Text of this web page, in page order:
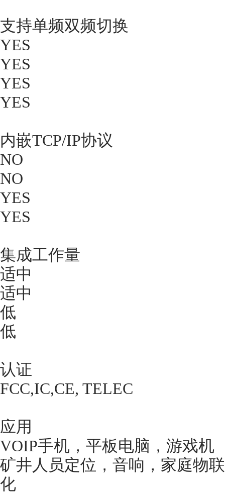
支持单频双频切换
YES
YES
YES
YES
内嵌TCP/IP协议
NO
NO
YES
YES
集成工作量
适中
适中
低
低
认证
FCC,IC,CE, TELEC
应用
VOIP手机，平板电脑，游戏机
矿井人员定位，音响，家庭物
化